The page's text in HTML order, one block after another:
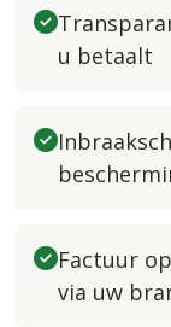
u betaalt
Factuur
via uw